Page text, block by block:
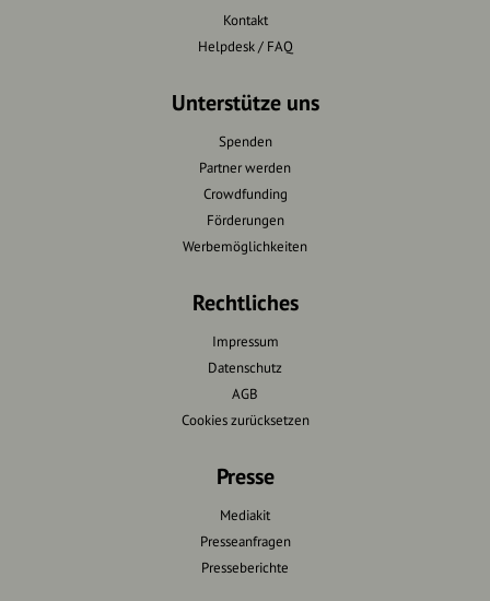
Kontakt
Helpdesk / FAQ
Unterstütze uns
Spenden
Partner werden
Crowdfunding
Förderungen
Werbemöglichkeiten
Rechtliches
Impressum
Datenschutz
AGB
Cookies zurücksetzen
Presse
Mediakit
Presseanfragen
Presseberichte